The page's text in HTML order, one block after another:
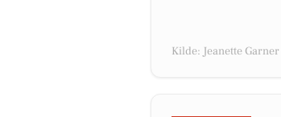
Kilde: Jeanette Garner